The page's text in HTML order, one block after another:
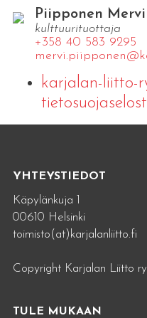
Piipponen Mervi
kulttuurituottaja
+358 40 583 9295
karjalan-liitto-
YHTEYSTIEDOT
Käpylänkuja 1
00610 Helsinki
toimisto(at)karjalanliitto.fi
Copyright Karjalan Liitto ry
TULE MUKAAN